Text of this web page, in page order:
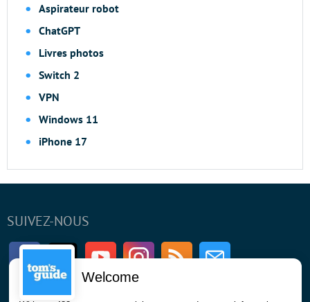
Aspirateur robot
ChatGPT
Livres photos
Switch 2
VPN
Windows 11
iPhone 17
SUIVEZ-NOUS
FacebookTwitter Youtube InstagramRSS Newsletter
Welcome